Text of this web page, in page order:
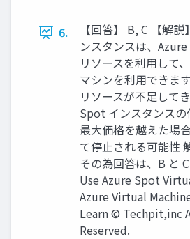
6.
【回答】 B, C 【解
ンスタンスは、
リソースを利用して
マシンを利用できま
リソースが不足して
Spot インスタンスの
最大価格を越えた場
て停止される可能性
その為回答は、B と C
Use Azure Spot
Azure Virtual
Learn © Techpit,inc
Reserved.